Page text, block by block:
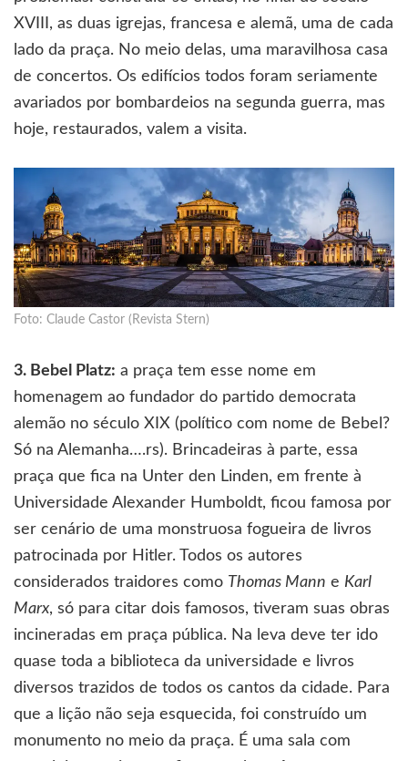
XVIII, as duas igrejas, francesa e alemã, uma de cada
lado da praça. No meio delas, uma maravilhosa casa
de concertos. Os edifícios todos foram seriamente
avariados por bombardeios na segunda guerra, mas
hoje, restaurados, valem a visita.
Foto: Claude Castor (Revista Stern)
3. Bebel Platz: a praça tem esse nome em
homenagem ao fundador do partido democrata
alemão no século XIX (político com nome de Bebel?
Só na Alemanha….rs). Brincadeiras à parte, essa
praça que fica na Unter den Linden, em frente à
Universidade Alexander Humboldt, ficou famosa por
ser cenário de uma monstruosa fogueira de livros
patrocinada por Hitler. Todos os autores
considerados traidores como Thomas Mann e Karl
Marx, só para citar dois famosos, tiveram suas obras
incineradas em praça pública. Na leva deve ter ido
quase toda a biblioteca da universidade e livros
diversos trazidos de todos os cantos da cidade. Para
que a lição não seja esquecida, foi construído um
monumento no meio da praça. É uma sala com